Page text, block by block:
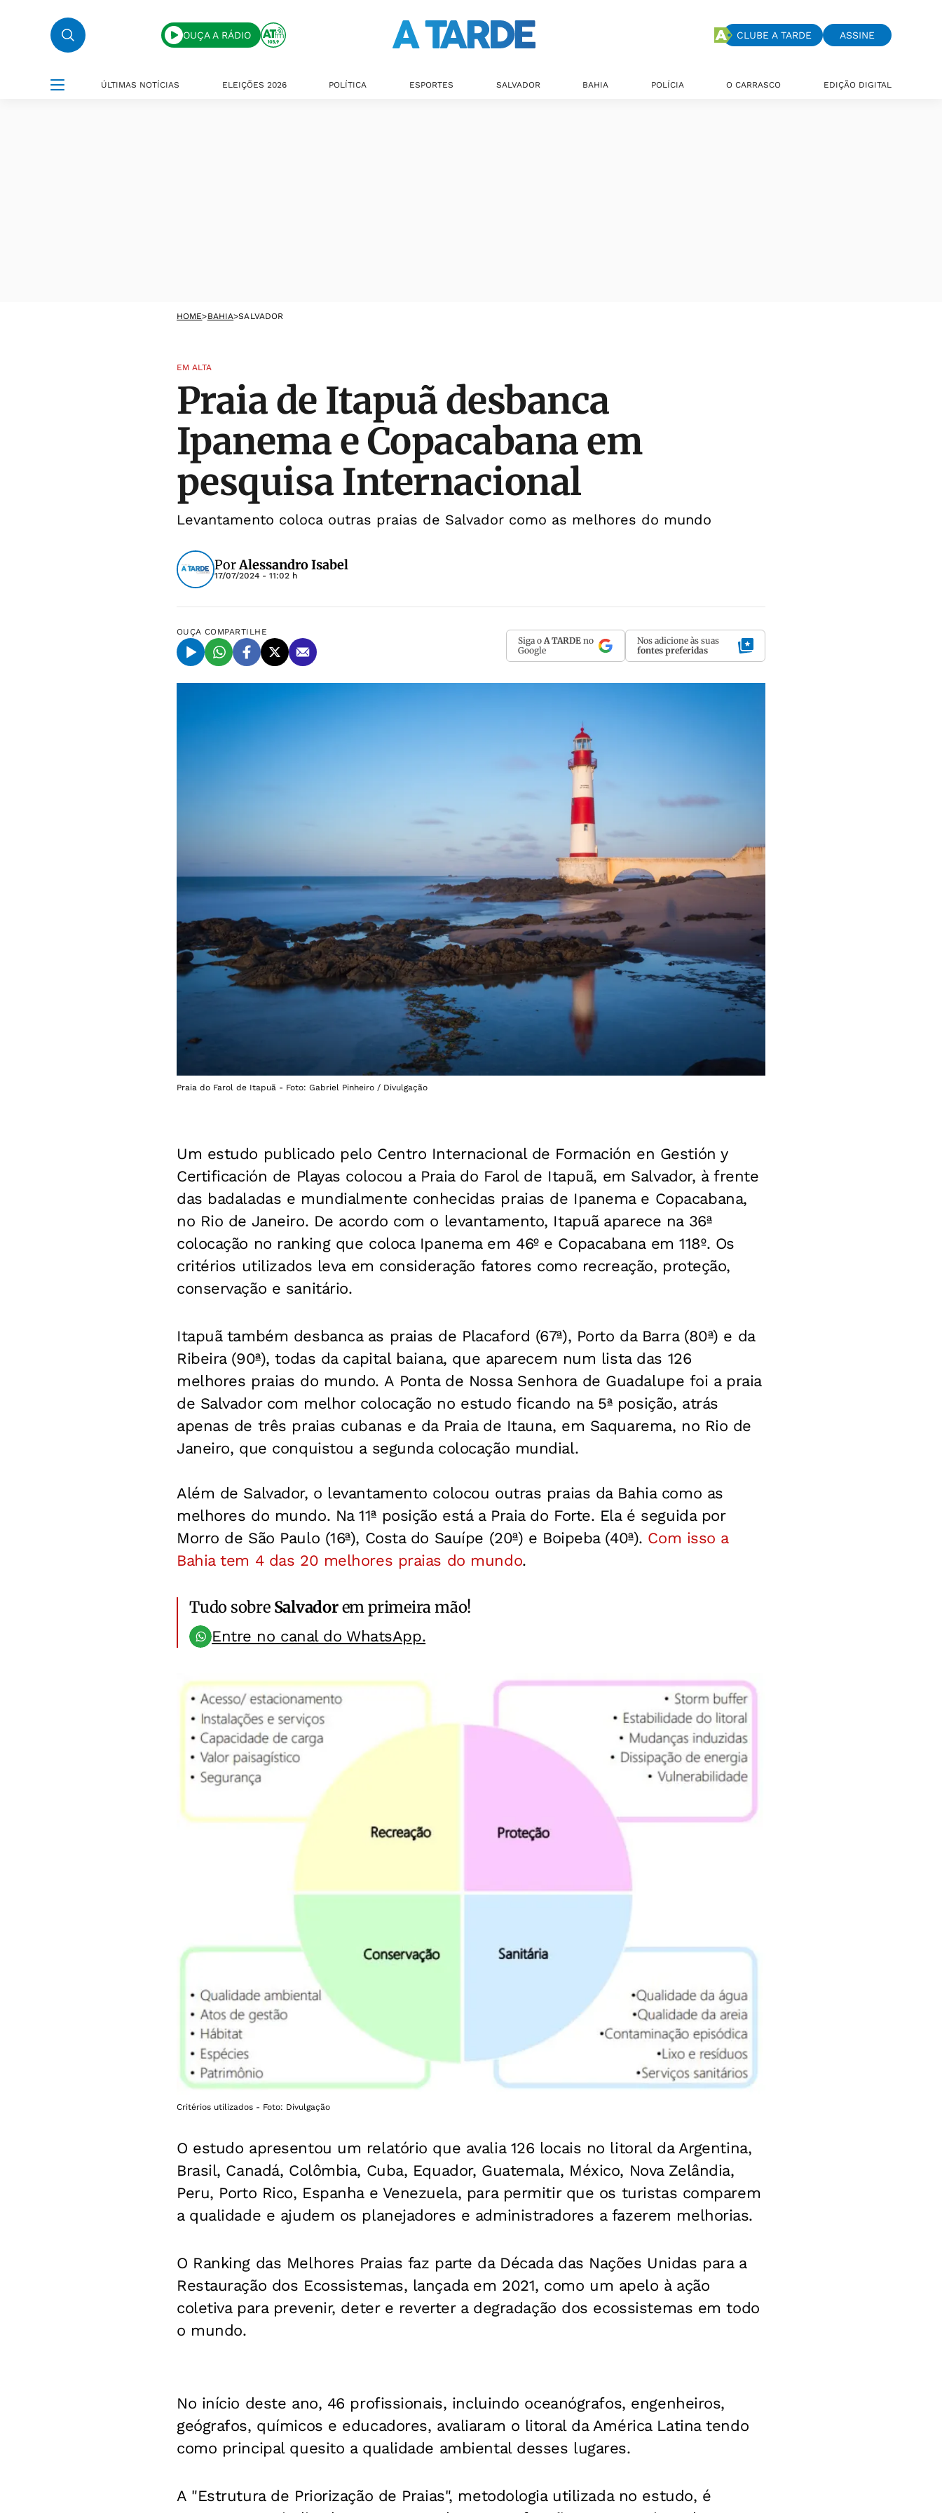
OUÇA A RÁDIO CLUBE A TARDE ASSINE
ÚLTIMAS NOTÍCIAS ELEIÇÕES 2026 POLÍTICA ESPORTES SALVADOR BAHIA POLÍCIA O CARRASCO EDIÇÃO DIGITAL
HOME>BAHIA>SALVADOR
EM ALTA
Praia de Itapuã desbanca
Ipanema e Copacabana em
pesquisa Internacional
Levantamento coloca outras praias de Salvador como as melhores do mundo
PorAlessandro Isabel
17/07/2024 - 11:02 h
OUÇA COMPARTILHE
Siga o A TARDE no
Google
Nos adicione às suas
fontes preferidas
Praia do Farol de Itapuã - Foto: Gabriel Pinheiro / Divulgação
Um estudo publicado pelo Centro Internacional de Formación en Gestión y
Certificación de Playas colocou a Praia do Farol de Itapuã, em Salvador, à frente
das badaladas e mundialmente conhecidas praias de Ipanema e Copacabana,
no Rio de Janeiro. De acordo com o levantamento, Itapuã aparece na 36ª
colocação no ranking que coloca Ipanema em 46º e Copacabana em 118º. Os
critérios utilizados leva em consideração fatores como recreação, proteção,
conservação e sanitário.
Itapuã também desbanca as praias de Placaford (67ª), Porto da Barra (80ª) e da
Ribeira (90ª), todas da capital baiana, que aparecem num lista das 126
melhores praias do mundo. A Ponta de Nossa Senhora de Guadalupe foi a praia
de Salvador com melhor colocação no estudo ficando na 5ª posição, atrás
apenas de três praias cubanas e da Praia de Itauna, em Saquarema, no Rio de
Janeiro, que conquistou a segunda colocação mundial.
Além de Salvador, o levantamento colocou outras praias da Bahia como as
melhores do mundo. Na 11ª posição está a Praia do Forte. Ela é seguida por
Morro de São Paulo (16ª), Costa do Sauípe (20ª) e Boipeba (40ª). Com isso a
Bahia tem 4 das 20 melhores praias do mundo.
Tudo sobre Salvadorem primeira mão!
Entre no canal do WhatsApp.
Critérios utilizados - Foto: Divulgação
O estudo apresentou um relatório que avalia 126 locais no litoral da Argentina,
Brasil, Canadá, Colômbia, Cuba, Equador, Guatemala, México, Nova Zelândia,
Peru, Porto Rico, Espanha e Venezuela, para permitir que os turistas comparem
a qualidade e ajudem os planejadores e administradores a fazerem melhorias.
O Ranking das Melhores Praias faz parte da Década das Nações Unidas para a
Restauração dos Ecossistemas, lançada em 2021, como um apelo à ação
coletiva para prevenir, deter e reverter a degradação dos ecossistemas em todo
o mundo.
No início deste ano, 46 profissionais, incluindo oceanógrafos, engenheiros,
geógrafos, químicos e educadores, avaliaram o litoral da América Latina tendo
como principal quesito a qualidade ambiental desses lugares.
A "Estrutura de Priorização de Praias", metodologia utilizada no estudo, é